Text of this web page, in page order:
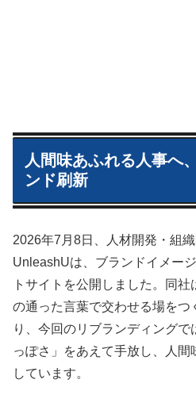
人間味あふれる人事へ
ンド刷新
2026年7月8日、人材開発・組
UnleashUは、ブランドイメー
トサイトを公開しました。同
の通った言葉で交わせる場をつ
り、今回のリブランディング
っぽさ」をあえて手放し、人間
しています。